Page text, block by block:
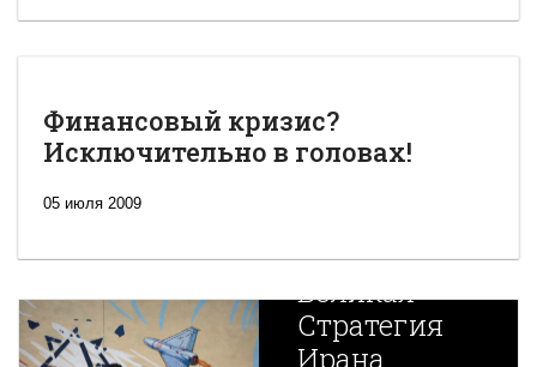
Финансовый кризис?
Исключительно в головах!
05 июля 2009
Новая
Великая
Стратегия
Ирана